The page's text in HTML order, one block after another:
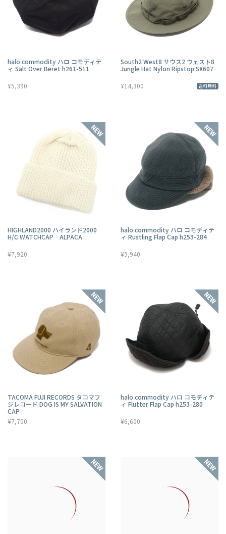
halo commodity ハロ コモディテ
ィ Salt Over Beret h261-511
¥5,390
South2 West8 サウス2 ウェスト8
Jungle Hat Nylon Ripstop SX607
¥14,300 送料無料
HIGHLAND2000 ハイランド2000
H/C WATCHCAP ALPACA
¥7,920
halo commodity ハロ コモディテ
ィ Rustling Flap Cap h253-284
¥5,940
TACOMA FUJI RECORDS タコマフ
ジレコード DOG IS MY SALVATION
CAP
¥7,700
halo commodity ハロ コモディテ
ィ Flutter Flap Cap h253-280
¥6,600